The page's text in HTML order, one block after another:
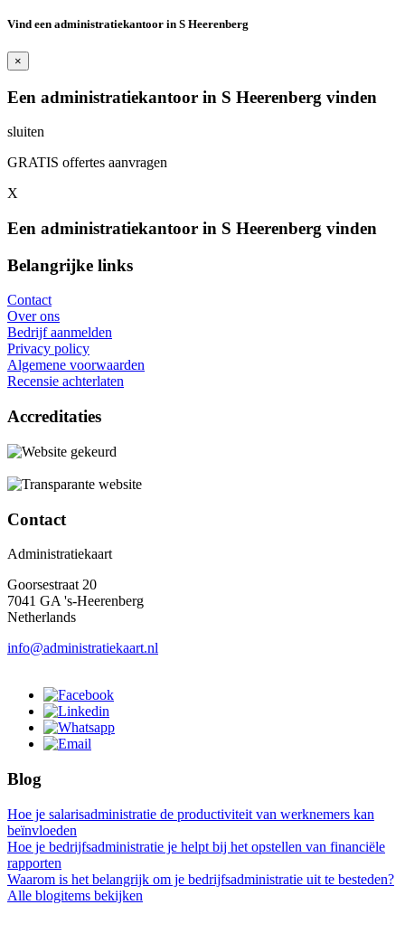
Vind een administratiekantoor in S Heerenberg
×
Een administratiekantoor in S Heerenberg vinden
sluiten
GRATIS offertes aanvragen
X
Een administratiekantoor in S Heerenberg vinden
Belangrijke links
Contact
Over ons
Bedrijf aanmelden
Privacy policy
Algemene voorwaarden
Recensie achterlaten
Accreditaties
Contact
Administratiekaart
Goorsestraat 20
7041 GA 's-Heerenberg
Netherlands
info@administratiekaart.nl
Blog
Hoe je salarisadministratie de productiviteit van werknemers kan
beïnvloeden
Hoe je bedrijfsadministratie je helpt bij het opstellen van financiële
rapporten
Waarom is het belangrijk om je bedrijfsadministratie uit te besteden?
Alle blogitems bekijken